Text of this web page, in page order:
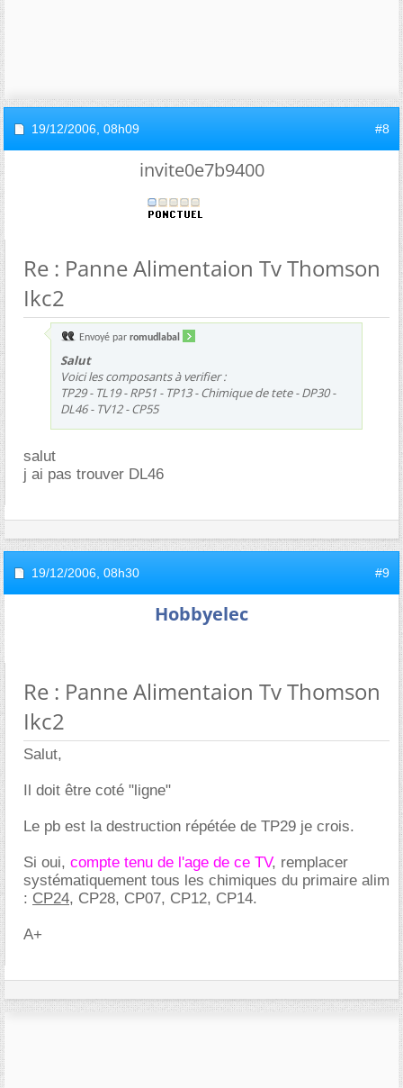
19/12/2006, 08h09 #8
invite0e7b9400
Re : Panne Alimentaion Tv Thomson
Ikc2
Envoyé par romudlabal
Salut
Voici les composants à verifier :
TP29 - TL19 - RP51 - TP13 - Chimique de tete - DP30 -
DL46 - TV12 - CP55
salut
j ai pas trouver DL46
19/12/2006, 08h30 #9
Hobbyelec
Re : Panne Alimentaion Tv Thomson
Ikc2
Salut,
Il doit être coté "ligne"
Le pb est la destruction répétée de TP29 je crois.
Si oui, compte tenu de l'age de ce TV, remplacer
systématiquement tous les chimiques du primaire alim
: CP24, CP28, CP07, CP12, CP14.
A+